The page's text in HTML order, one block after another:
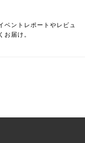
ベントレポートやレビュ
届け。